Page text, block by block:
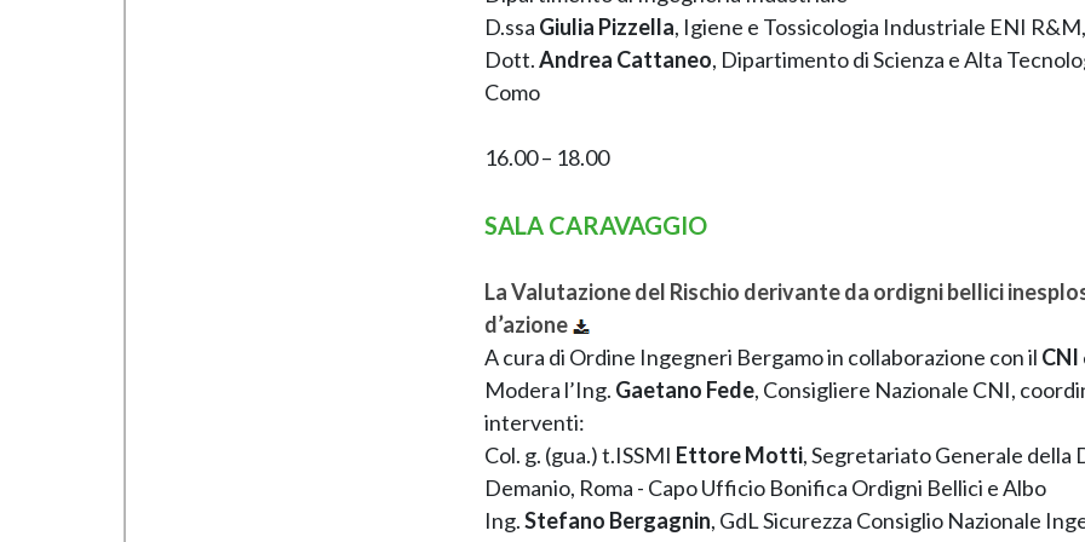
D.ssa Giulia Pizzella, Igiene e Tossicologia Industriale ENI
Dott.Andrea Cattaneo, Dipartimento di Scienza e Alta
Como
16.00 – 18.00
SALA CARAVAGGIO
La Valutazione del Rischio derivante da ordigni bellici
d’azione
A cura di Ordine Ingegneri Bergamo in collaborazione con il CNI
Modera l’Ing. Gaetano Fede, Consigliere Nazionale CNI,
interventi:
Col. g. (gua.) t.ISSMI Ettore Motti, Segretariato Generale della
Demanio, Roma - Capo Ufficio Bonifica Ordigni Bellici e Albo
Ing.Stefano Bergagnin, GdL Sicurezza Consiglio Nazionale